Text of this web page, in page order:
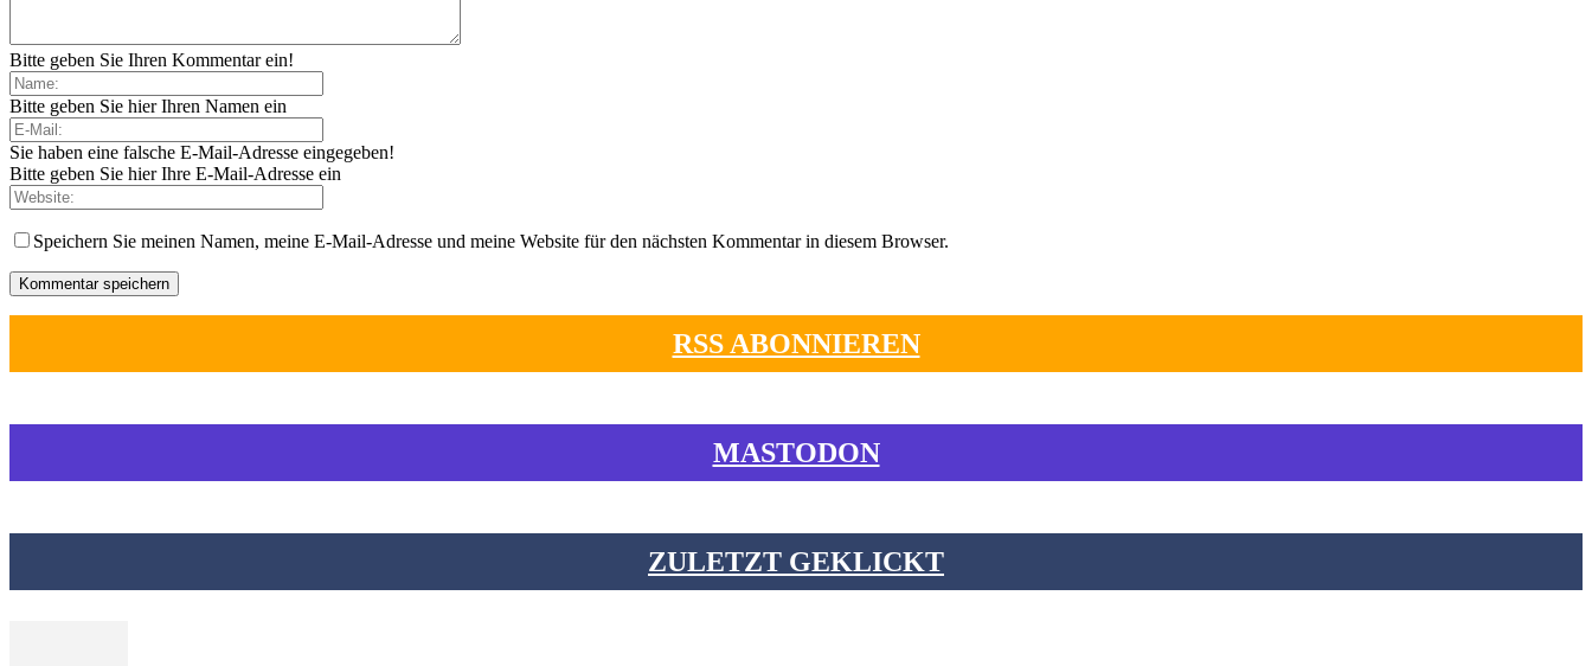
Bitte geben Sie Ihren Kommentar ein!
Bitte geben Sie hier Ihren Namen ein
Sie haben eine falsche E-Mail-Adresse eingegeben!
Bitte geben Sie hier Ihre E-Mail-Adresse ein
Speichern Sie meinen Namen, meine E-Mail-Adresse und meine Website für den nächsten Kommentar in diesem Browser.
RSS ABONNIEREN
MASTODON
ZULETZT GEKLICKT